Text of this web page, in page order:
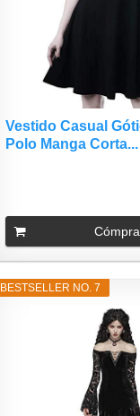
Vestido Casual
Polo Manga Corta...
BESTSELLER NO. 7